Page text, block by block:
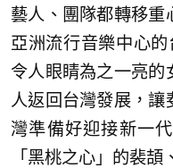
藝人、團隊都轉移重
亞洲流行音樂中心
令人眼睛為之一亮的
人返回台灣發展，讓
灣準備好迎接新一
「黑桃之心」的裴